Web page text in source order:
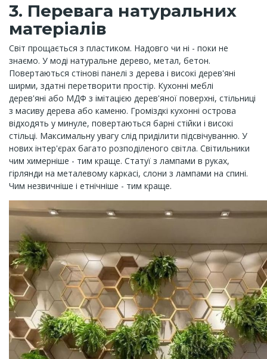
3. Перевага натуральних
матеріалів
Світ прощається з пластиком. Надовго чи ні - поки не
знаємо. У моді натуральне дерево, метал, бетон.
Повертаються стінові панелі з дерева і високі дерев'яні
ширми, здатні перетворити простір. Кухонні меблі
дерев'яні або МДФ з імітацією дерев'яної поверхні, стільниці
з масиву дерева або каменю. Громіздкі кухонні острова
відходять у минуле, повертаються барні стійки і високі
стільці. Максимальну увагу слід приділити підсвічуванню. У
нових інтер'єрах багато розподіленого світла. Світильники
чим химерніше - тим краще. Статуї з лампами в руках,
гірлянди на металевому каркасі, слони з лампами на спині.
Чим незвичніше і етнічніше - тим краще.